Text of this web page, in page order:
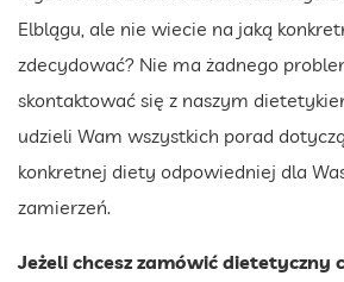
Elblągu, ale nie wiecie na jaką
zdecydować? Nie ma żadnego
skontaktować się z naszym
udzieli Wam wszystkich porad
konkretnej diety odpowiedniej dla
zamierzeń.
Jeżeli chcesz zamówić dietetyczny